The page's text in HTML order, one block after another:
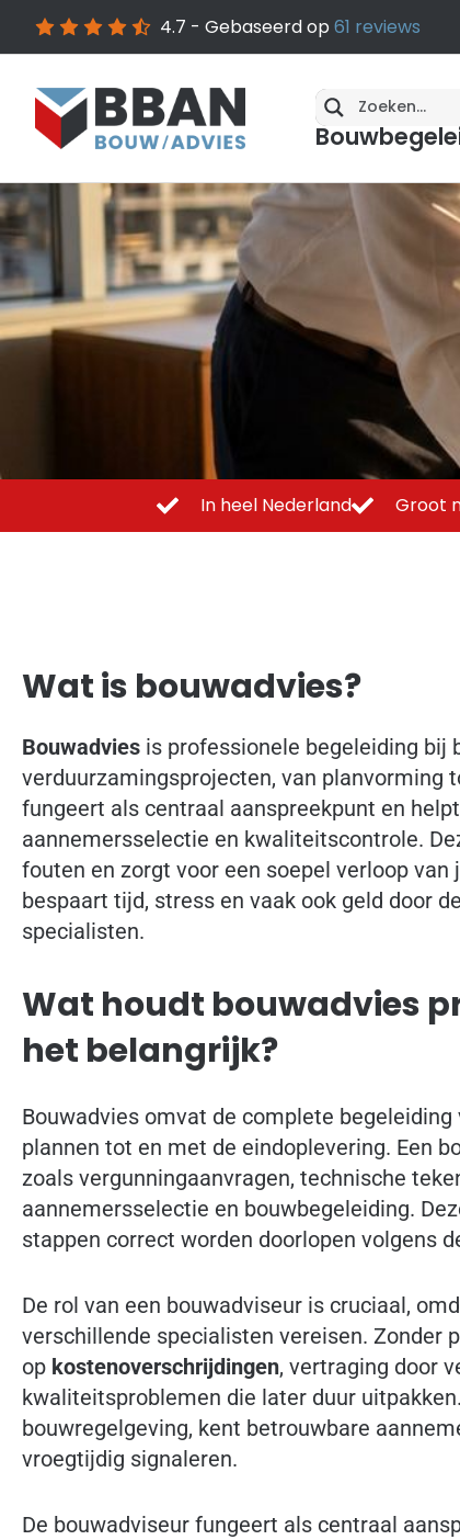
4.7 - Gebaseerd op 61 reviews
In heel Nederland Groot
Wat is bouwadvies?
Bouwadvies is professionele begeleiding bij
verduurzamingsprojecten, van planvorming
fungeert als centraal aanspreekpunt en
aannemersselectie en kwaliteitscontrole.
fouten en zorgt voor een soepel verloop van
bespaart tijd, stress en vaak ook geld door
specialisten.
Wat houdt bouwadvies
het belangrijk?
Bouwadvies omvat de complete
plannen tot en met de eindoplevering. Een
zoals vergunningaanvragen, technische
aannemersselectie en bouwbegeleiding.
stappen correct worden doorlopen volgens
De rol van een bouwadviseur is cruciaal,
verschillende specialisten vereisen. Zonder
op kostenoverschrijdingen, vertraging door
kwaliteitsproblemen die later duur
bouwregelgeving, kent betrouwbare
vroegtijdig signaleren.
De bouwadviseur fungeert als centraal